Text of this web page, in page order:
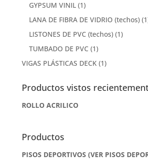
GYPSUM VINIL (1)
LANA DE FIBRA DE VIDRIO (techos)
LISTONES DE PVC (techos) (1)
TUMBADO DE PVC (1)
VIGAS PLÁSTICAS DECK (1)
Productos vistos
ROLLO ACRILICO
Productos
PISOS DEPORTIVOS (VER PISOS